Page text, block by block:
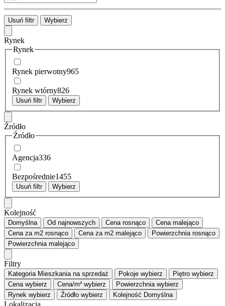
Usuń filtr Wybierz
Rynek
Rynek
Rynek pierwotny965
Rynek wtórny826
Usuń filtr Wybierz
Źródło
Źródło
Agencja336
Bezpośrednie1455
Usuń filtr Wybierz
Kolejność
Domyślna Od najnowszych Cena rosnąco Cena malejąco
Cena za m2 rosnąco Cena za m2 malejąco Powierzchnia rosnąco
Powierzchnia malejąco
Filtry
Kategoria Mieszkania na sprzedaż Pokoje wybierz Piętro wybierz
Cena wybierz Cena/m² wybierz Powierzchnia wybierz
Rynek wybierz Źródło wybierz Kolejność Domyślna
Lokalizacja